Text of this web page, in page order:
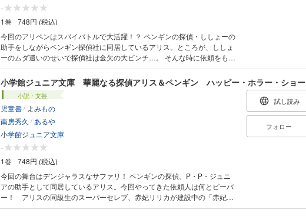
-
1巻
748円 (税込)
今回のアリペンはスパイバトルで大活躍！？ ペンギンの探偵・ししょーの
助手をしながらペンギン探偵社に同居しているアリス。ところが、ししょ
ーのムダ遣いのせいで探偵社は金欠の大ピンチ…。 そんな時に依頼をもら
って喜んで行った市長の家で、なんと妖怪の一つ目入道があらわれ
て…！？ ほかにも、アリスがぐうたらすぎる眠り姫への殺害予告事件をふ
せいだり、スパイの争いに犯罪界のプリンス「グリム・ブラザーズ」と一
緒に巻き込まれてヒミツ道具で戦ったり…。 今回もはちゃめちゃな事件を
小学館ジュニア文庫 華麗なる探偵アリス＆ペンギン ハッピー・ホラー・ショー
小説・文芸
児童書/ よみもの
南房秀久 / あるや
小学館ジュニア文庫
-
1巻
748円 (税込)
今回の舞台はデンジャラスなサファリ！ ペンギンの探偵、P・P・ジュニ
アの助手として同居しているアリス。今回やってきた依頼人は何とビーバ
ー！ アリスの同級生のスーパーセレブ、赤妃リリカが建設中の「赤妃・
エキサイティング・サファリ・ワールド」で建設を担当しているビーバー
試し読み
フォロー